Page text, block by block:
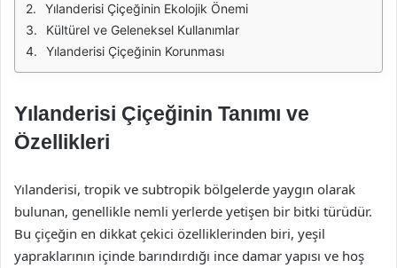
Yılanderisi Çiçeğinin Ekolojik Önemi
Kültürel ve Geleneksel Kullanımlar
Yılanderisi Çiçeğinin Korunması
Yılanderisi Çiçeğinin Tanımı ve
Özellikleri
Yılanderisi, tropik ve subtropik bölgelerde yaygın olarak
bulunan, genellikle nemli yerlerde yetişen bir bitki türüdür.
Bu çiçeğin en dikkat çekici özelliklerinden biri, yeşil
yapraklarının içinde barındırdığı ince damar yapısı ve hoş